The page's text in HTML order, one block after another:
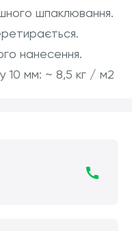
шпаклювання.
нанесення.
10 мм: ~ 8,5 кг / м2